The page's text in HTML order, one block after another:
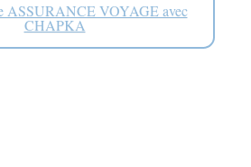
ASSURANCE VOYAGE avec
CHAPKA